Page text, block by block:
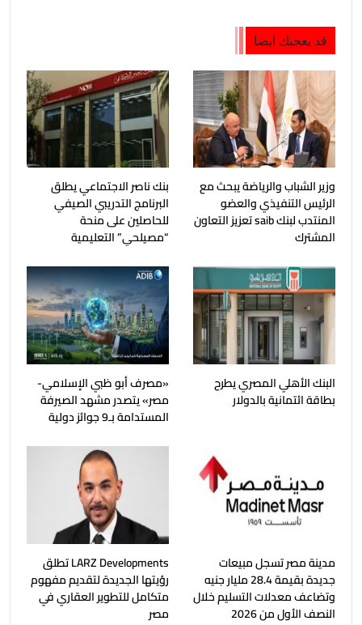
قد يعجبك ايضا
وزير الشباب والرياضة يبحث مع
الرئيس التنفيذي والعضو
المنتدب لبنك saib تعزيز التعاون
المشترك
بنك ناصر الاجتماعي يطلق
البرنامج التدريبي الصيفي
للحاصلين على منحة
“مصيلحي” التعليمية
البنك الأهلي المصري يطرح
بطاقة ائتمانية بالدولار
«مصرف أبو ظبي الإسلامي-
مصر» يتصدر مشهد الصيرفة
المستدامة بـ9 جوائز دولية
مدينة مصر تسجل مبيعات
جديدة بقيمة 28.4 مليار جنيه
وتضاعف معدلات التسليم خلال
النصف الأول من 2026
LARZ Developments تطلق
رؤيتها الجديدة لتقديم مفهوم
متكامل للتطوير العقاري في
مصر